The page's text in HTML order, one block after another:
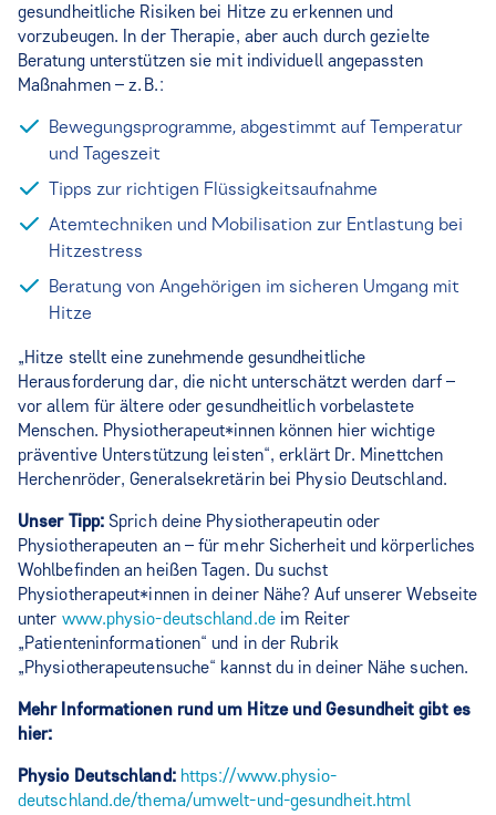
gesundheitliche Risiken bei Hitze zu erkennen und
vorzubeugen. In der Therapie, aber auch durch gezielte
Beratung unterstützen sie mit individuell angepassten
Maßnahmen – z. B.:
Bewegungsprogramme, abgestimmt auf Temperatur
und Tageszeit
Tipps zur richtigen Flüssigkeitsaufnahme
Atemtechniken und Mobilisation zur Entlastung bei
Hitzestress
Beratung von Angehörigen im sicheren Umgang mit
Hitze
„Hitze stellt eine zunehmende gesundheitliche
Herausforderung dar, die nicht unterschätzt werden darf –
vor allem für ältere oder gesundheitlich vorbelastete
Menschen. Physiotherapeut*innen können hier wichtige
präventive Unterstützung leisten“, erklärt Dr. Minettchen
Herchenröder, Generalsekretärin bei Physio Deutschland.
Unser Tipp: Sprich deine Physiotherapeutin oder
Physiotherapeuten an – für mehr Sicherheit und körperliches
Wohlbefinden an heißen Tagen. Du suchst
Physiotherapeut*innen in deiner Nähe? Auf unserer Webseite
unter www.physio-deutschland.deim Reiter
„Patienteninformationen“ und in der Rubrik
„Physiotherapeutensuche“ kannst du in deiner Nähe suchen.
Mehr Informationen rund um Hitze und Gesundheit gibt es
hier:
Physio Deutschland: https://www.physio-
deutschland.de/thema/umwelt-und-gesundheit.html